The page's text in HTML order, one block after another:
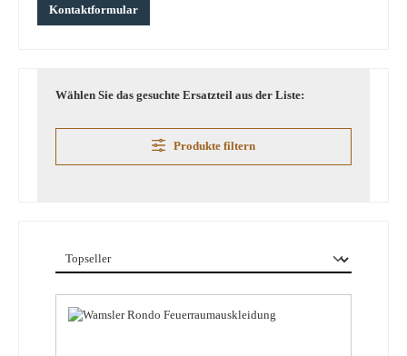
Kontaktformular
Wählen Sie das gesuchte Ersatzteil aus der Liste:
Produkte filtern